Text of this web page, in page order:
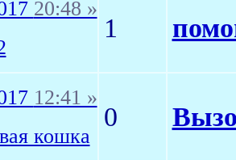
20:48 »
1
12:41 »
кошка
0